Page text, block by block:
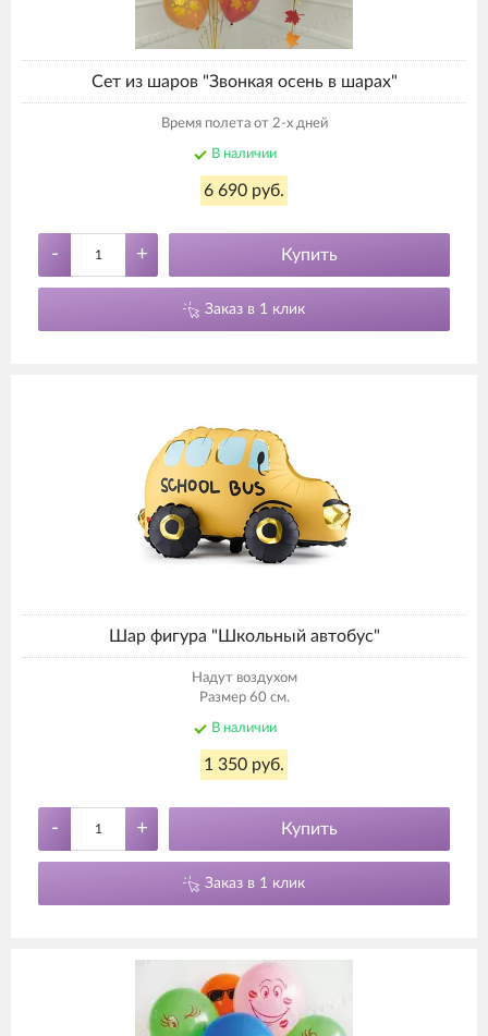
Сет из шаров "Звонкая осень в шарах"
Время полета от 2-х дней
В наличии
6 690 руб.
- + Купить
Заказ в 1 клик
Шар фигура "Школьный автобус"
Надут воздухом
Размер 60 см.
В наличии
1 350 руб.
- + Купить
Заказ в 1 клик